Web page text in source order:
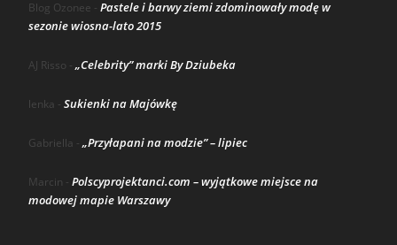
Blog Ozonee - Pastele i barwy ziemi zdominowały modę w
sezonie wiosna-lato 2015
AJ Risso - „Celebrity” marki By Dziubeka
lenka - Sukienki na Majówkę
Gabriella - „Przyłapani na modzie” – lipiec
Marcin - Polscyprojektanci.com – wyjątkowe miejsce na
modowej mapie Warszawy